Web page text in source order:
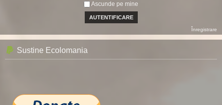
Ascunde pe mine
Înregistrare
Sustine Ecolomania